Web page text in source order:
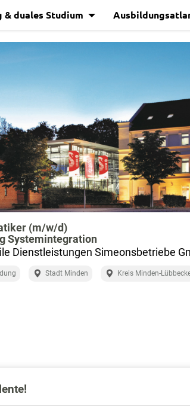
& duales Studium
(m/w/d)
Systemintegration
Dienstleistungen Simeonsbetriebe
Stadt Minden Kreis Minden-